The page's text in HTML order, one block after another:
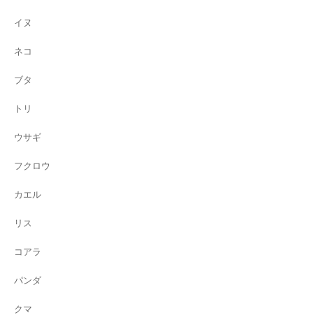
イヌ
ネコ
ブタ
トリ
ウサギ
フクロウ
カエル
リス
コアラ
パンダ
クマ